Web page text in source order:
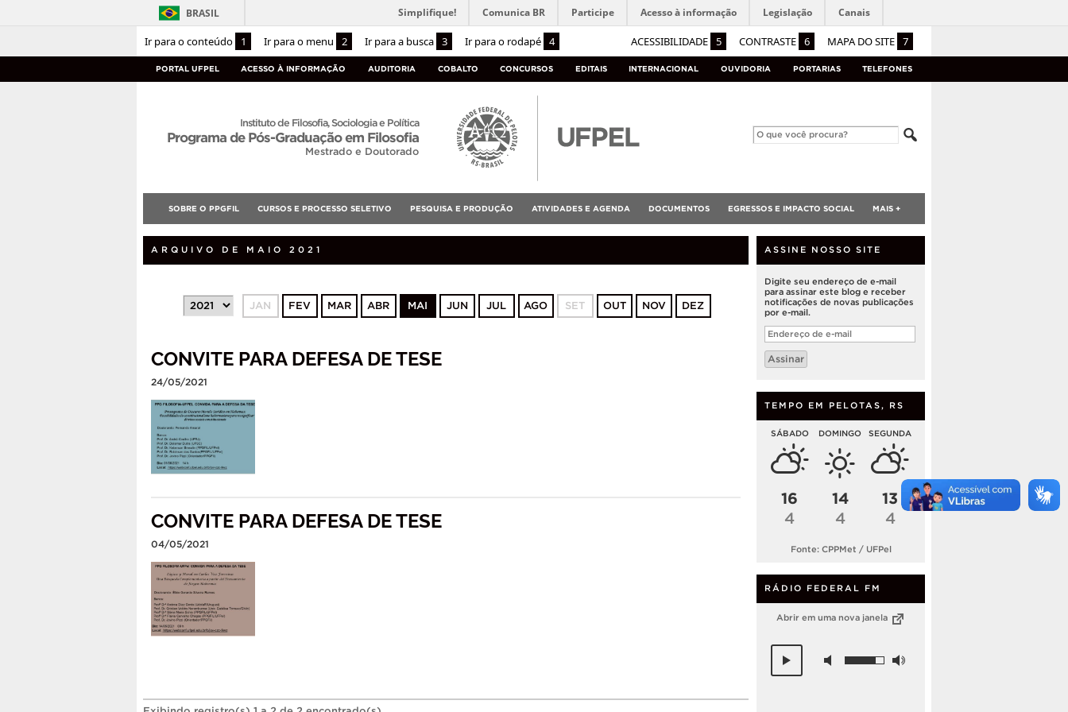
Ir para o conteúdo 1 Ir para o menu 2 Ir para a busca 3 Ir para o rodapé 4 ACESSIBILIDADE 5 CONTRASTE 6 MAPA DO SITE 7
BRASIL Simplifique! Comunica BR Participe Acesso à informação Legislação Canais
PORTAL UFPEL ACESSO À INFORMAÇÃO AUDITORIA COBALTO CONCURSOS EDITAIS INTERNACIONAL OUVIDORIA PORTARIAS TELEFONES
Instituto de Filosofia, Sociologia e Política
Programa de Pós-Graduação em Filosofia
Mestrado e Doutorado
SOBRE O PPGFIL CURSOS E PROCESSO SELETIVO PESQUISA E PRODUÇÃO ATIVIDADES E AGENDA DOCUMENTOS EGRESSOS E IMPACTO SOCIAL MAIS +
ARQUIVO DE MAIO 2021
JAN FEV MAR ABR MAI JUN JUL AGO SET OUT NOV DEZ
CONVITE PARA DEFESA DE TESE
24/05/2021
CONVITE PARA DEFESA DE TESE
04/05/2021
ASSINE NOSSO SITE
Digite seu endereço de e-mail
para assinar este blog e receber
notificações de novas publicações
por e-mail.
Endereço
de
e-
mail
Assinar
TEMPO EM PELOTAS, RS
SÁBADO
16
4
DOMINGO
14
4
SEGUNDA
13
4
Fonte: CPPMet / UFPel
RÁDIO FEDERAL FM
Abrir em uma nova janela